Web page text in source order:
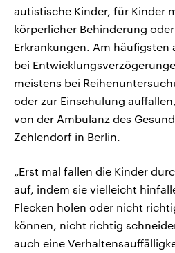
autistische Kinder, für Kinder
körperlicher Behinderung
Erkrankungen. Am häufigsten
bei
meistens bei
oder zur Einschulung
von der Ambulanz des
Zehlendorf in Berlin.
„Erst mal fallen die Kinder
auf, indem sie vielleicht
Flecken holen oder nicht
können, nicht richtig
auch eine